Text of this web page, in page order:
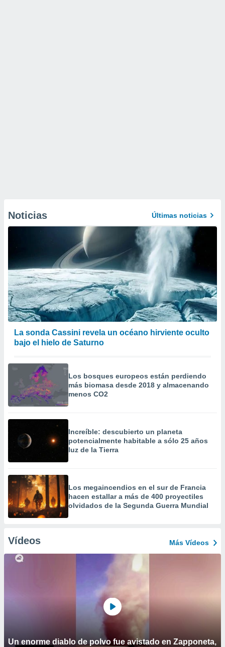
Noticias Últimas noticias
La sonda Cassini revela un océano hirviente oculto
bajo el hielo de Saturno
Los bosques europeos están perdiendo
más biomasa desde 2018 y almacenando
menos CO2
Increíble: descubierto un planeta
potencialmente habitable a sólo 25 años
luz de la Tierra
Los megaincendios en el sur de Francia
hacen estallar a más de 400 proyectiles
olvidados de la Segunda Guerra Mundial
Vídeos Más Vídeos
Un enorme diablo de polvo fue avistado en Zapponeta,